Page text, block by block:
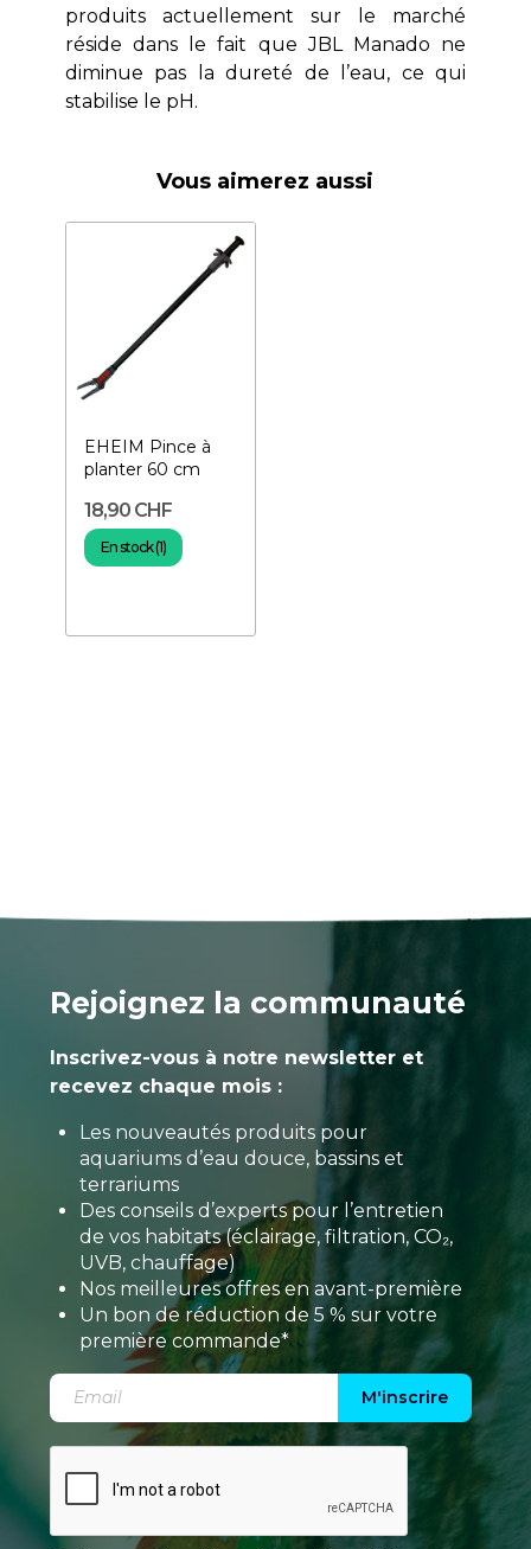
produits actuellement sur le marché
réside dans le fait que JBL Manado ne
diminue pas la dureté de l’eau, ce qui
stabilise le pH.
Vous aimerez aussi
EHEIM Pince à
planter 60 cm
18,90 CHF
En stock (1)
Rejoignez la communauté
Inscrivez-vous à notre newsletter et
recevez chaque mois :
Les nouveautés produits pour
aquariums d’eau douce, bassins et
terrariums
Des conseils d’experts pour l’entretien
de vos habitats (éclairage, filtration, CO₂,
UVB, chauffage)
Nos meilleures offres en avant-première
Un bon de réduction de 5 % sur votre
première commande*
M'inscrire